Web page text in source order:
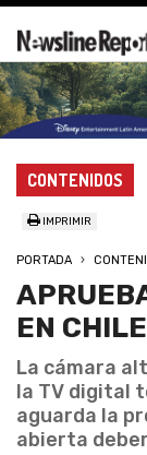
CONTENIDOS
IMPRIMIR
PORTADA
EN CHILE
La cámara
la TV digital
aguarda la
abierta